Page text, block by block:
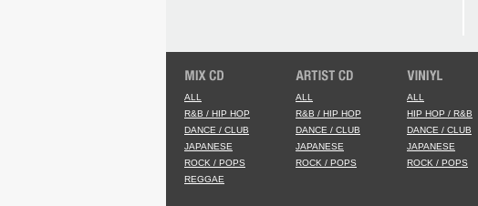
ALL
R&B / HIP HOP
DANCE / CLUB
JAPANESE
ROCK / POPS
REGGAE
ALL
R&B / HIP HOP
DANCE / CLUB
JAPANESE
ROCK / POPS
ALL
HIP HOP / R&B
DANCE / CLUB
JAPANESE
ROCK / POPS